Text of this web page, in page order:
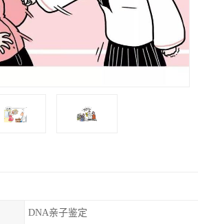
DNA亲子鉴定